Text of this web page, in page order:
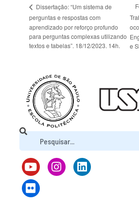
Dissertação: “Um sistema de
perguntas e respostas com
aprendizado por reforço profundo
para perguntas complexas utilizando
textos e tabelas”. 18/12/2023. 14h.
e